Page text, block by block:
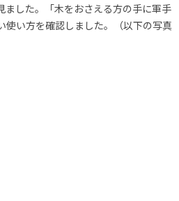
ました。「木をおさえる方の手に軍手
使い方を確認しました。（以下の写真